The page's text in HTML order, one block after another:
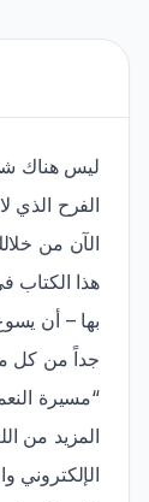
ليس هناك
الفرح الذي
الآن من
هذا الكتاب
بها – أن
جداً من كل
“مسيرة
المزيد من
الإلكتروني